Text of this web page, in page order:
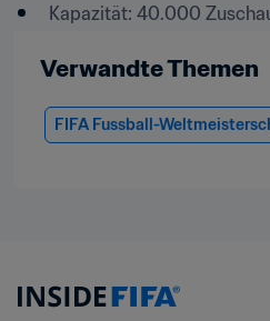
Kapazität: 40.000
Verwandte Themen
FIFA Fussball-